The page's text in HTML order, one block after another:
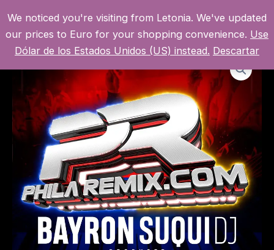
contenido
MI CUENTA
We noticed you're visiting from Letonia. We've updated
our prices to Euro for your shopping convenience. Use
Dólar de los Estados Unidos (US) instead. Descartar